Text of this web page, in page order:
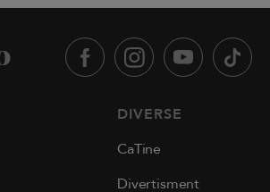
DIVERSE
CaTine
Divertisment